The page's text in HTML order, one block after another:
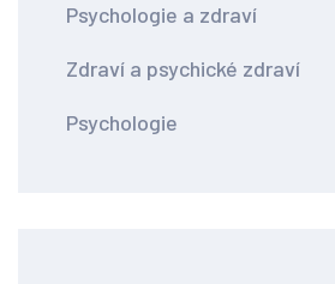
Psychologie a zdraví
Zdraví a psychické zdraví
Psychologie